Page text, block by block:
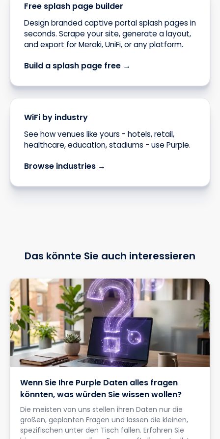
Free splash page builder
Design branded captive portal splash pages in
seconds. Scrape your site, generate a layout,
and export for Meraki, UniFi, or any platform.
Build a splash page free →
WiFi by industry
See how venues like yours - hotels, retail,
healthcare, education, stadiums - use Purple.
Browse industries →
Das könnte Sie auch interessieren
Wenn Sie Ihre Purple Daten alles fragen
könnten, was würden Sie wissen wollen?
Die meisten von uns stellen ihren Daten nur die
großen, geplanten Fragen und lassen die kleinen,
spezifischen unter den Tisch fallen. Erfahren Sie